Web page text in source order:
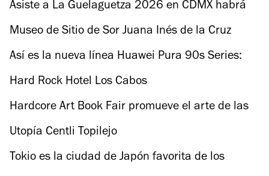
Asiste a La Guelaguetza 2026 en CDMX habrá
comida y artesanías
Museo de Sitio de Sor Juana Inés de la Cruz
Así es la nueva línea Huawei Pura 90s Series:
cámara de 200 megapixeles
Hard Rock Hotel Los Cabos
Hardcore Art Book Fair promueve el arte de las
publicaciones independientes
Utopía Centli Topilejo
Tokio es la ciudad de Japón favorita de los